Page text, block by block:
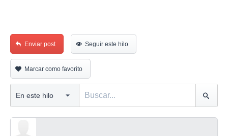
Enviar post Seguir este hilo
Marcar como favorito